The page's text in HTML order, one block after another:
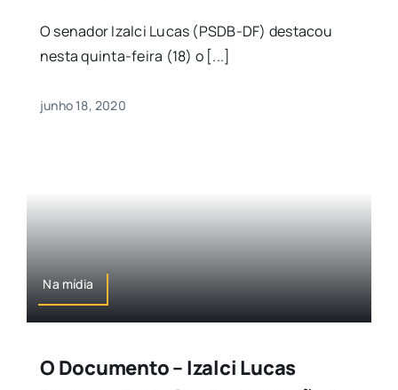
O senador Izalci Lucas (PSDB-DF) destacou
nesta quinta-feira (18) o [...]
junho 18, 2020
Na mídia
O Documento – Izalci Lucas